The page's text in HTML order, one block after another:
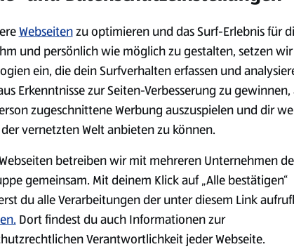
0,79 € 1,29 € 2,79 € 3,49 €
Sortiment.
Markenprodukte Bio-Produkte
Webseitenzu optimieren und das Surf-Erlebnis für
und persönlich wie möglich zu gestalten, setzen wir
ein, die dein Surfverhalten erfassen und
Erkenntnisse zur Seiten-Verbesserung zu gewinnen,
zugeschnittene Werbung auszuspielen und dir
vernetzten Welt anbieten zu können.
betreiben wir mit mehreren Unternehmen
gemeinsam. Mit deinem Klick auf „Alle bestätigen“
du alle Verarbeitungen der unter diesem Link
Dort findest du auch Informationen zur
Verantwortlichkeit jeder Webseite.